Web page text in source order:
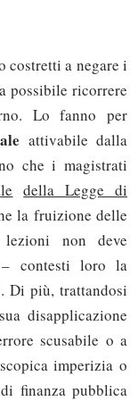
costretti a negare i
possibile ricorrere
Lo fanno per
attivabile dalla
che i magistrati
della Legge di
la fruizione delle
non deve
contesti loro la
. Di più, trattandosi
disapplicazione
scusabile o a
imperizia o
finanza pubblica